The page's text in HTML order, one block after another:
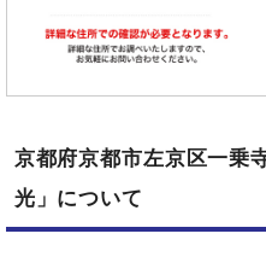
オ
京都府京都市左京区一乗
光」について